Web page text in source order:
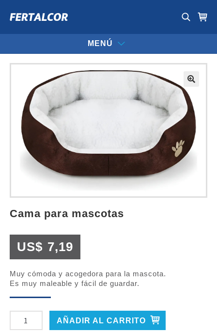
MENÚ
cama para mascotas
US$ 7,19
Muy cómoda y acogedora para la mascota.
Es muy maleable y fácil de guardar.
CAMA
PARA
AÑADIR AL CARRITO